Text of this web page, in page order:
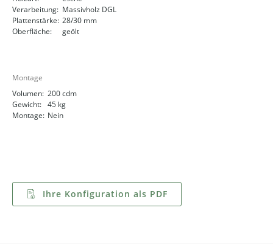
Verarbeitung: Massivholz DGL
Plattenstärke: 28/30 mm
Oberfläche:
geölt
Montage
Volumen: 200 cdm
Gewicht: 45 kg
Montage: Nein
Ihre Konfiguration als PDF